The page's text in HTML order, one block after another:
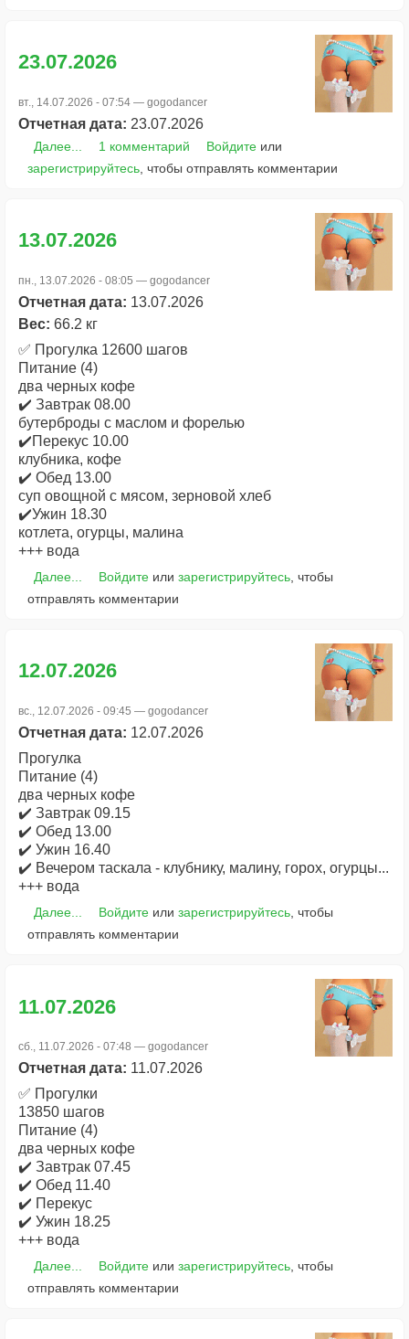
23.07.2026
вт., 14.07.2026 - 07:54 — gogodancer
Отчетная дата: 23.07.2026
Далее... 1 комментарий Войдитеили
зарегистрируйтесь , чтобы отправлять комментарии
13.07.2026
пн., 13.07.2026 - 08:05 — gogodancer
Отчетная дата: 13.07.2026
Вес: 66.2 кг
✅ Прогулка 12600 шагов
Питание (4)
два черных кофе
✔️ Завтрак 08.00
бутерброды с маслом и форелью
✔️Перекус 10.00
клубника, кофе
✔️ Обед 13.00
суп овощной с мясом, зерновой хлеб
✔️Ужин 18.30
котлета, огурцы, малина
+++ вода
Далее... Войдитеили зарегистрируйтесь, чтобы
отправлять комментарии
12.07.2026
вс., 12.07.2026 - 09:45 — gogodancer
Отчетная дата: 12.07.2026
Прогулка
Питание (4)
два черных кофе
✔️ Завтрак 09.15
✔️ Обед 13.00
✔️ Ужин 16.40
✔️ Вечером таскала - клубнику, малину, горох, огурцы...
+++ вода
Далее... Войдитеили зарегистрируйтесь, чтобы
отправлять комментарии
11.07.2026
сб., 11.07.2026 - 07:48 — gogodancer
Отчетная дата: 11.07.2026
✅ Прогулки
13850 шагов
Питание (4)
два черных кофе
✔️ Завтрак 07.45
✔️ Обед 11.40
✔️ Перекус
✔️ Ужин 18.25
+++ вода
Далее... Войдитеили зарегистрируйтесь, чтобы
отправлять комментарии